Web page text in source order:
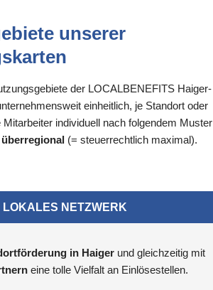
unserer
der LOCALBENEFITS Haiger-
einheitlich, je Standort oder
individuell nach folgendem
überregional (= steuerrechtlich maximal).
LOKALES NETZWERK
in Haiger und gleichzeitig mit
eine tolle Vielfalt an Einlösestellen.